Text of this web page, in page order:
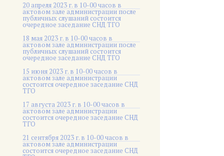
20 апреля 2023 г. в 10-00 часов в
актовом зале администрации после
публичных слушаний состоится
очередное заседание СНД ТГО
18 мая 2023 г. в 10-00 часов в
актовом зале администрации после
публичных слушаний состоится
очередное заседание СНД ТГО
15 июня 2023 г. в 10-00 часов в
актовом зале администрации
состоится очередное заседание СНД
ТГО
17 августа 2023 г. в 10-00 часов в
актовом зале администрации
состоится очередное заседание СНД
ТГО
21 сентября 2023 г. в 10-00 часов в
актовом зале администрации
состоится очередное заседание СНД